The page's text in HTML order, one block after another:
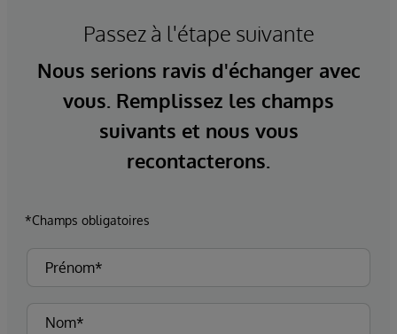
Passez à l'étape suivante
Nous serions ravis d'échanger avec
vous. Remplissez les champs
suivants et nous vous
recontacterons.
*Champs obligatoires